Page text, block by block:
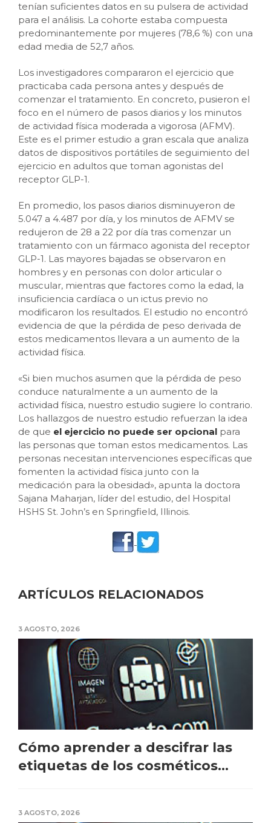
tenían suficientes datos en su pulsera de actividad
para el análisis. La cohorte estaba compuesta
predominantemente por mujeres (78,6 %) con una
edad media de 52,7 años.
Los investigadores compararon el ejercicio que
practicaba cada persona antes y después de
comenzar el tratamiento. En concreto, pusieron el
foco en el número de pasos diarios y los minutos
de actividad física moderada a vigorosa (AFMV).
Este es el primer estudio a gran escala que analiza
datos de dispositivos portátiles de seguimiento del
ejercicio en adultos que toman agonistas del
receptor GLP-1.
En promedio, los pasos diarios disminuyeron de
5.047 a 4.487 por día, y los minutos de AFMV se
redujeron de 28 a 22 por día tras comenzar un
tratamiento con un fármaco agonista del receptor
GLP-1. Las mayores bajadas se observaron en
hombres y en personas con dolor articular o
muscular, mientras que factores como la edad, la
insuficiencia cardíaca o un ictus previo no
modificaron los resultados. El estudio no encontró
evidencia de que la pérdida de peso derivada de
estos medicamentos llevara a un aumento de la
actividad física.
«Si bien muchos asumen que la pérdida de peso
conduce naturalmente a un aumento de la
actividad física, nuestro estudio sugiere lo contrario.
Los hallazgos de nuestro estudio refuerzan la idea
de que el ejercicio no puede ser opcional para
las personas que toman estos medicamentos. Las
personas necesitan intervenciones específicas que
fomenten la actividad física junto con la
medicación para la obesidad», apunta la doctora
Sajana Maharjan, líder del estudio, del Hospital
HSHS St. John’s en Springfield, Illinois.
ARTÍCULOS RELACIONADOS
3 AGOSTO, 2026
Cómo aprender a descifrar las
etiquetas de los cosméticos...
3 AGOSTO, 2026